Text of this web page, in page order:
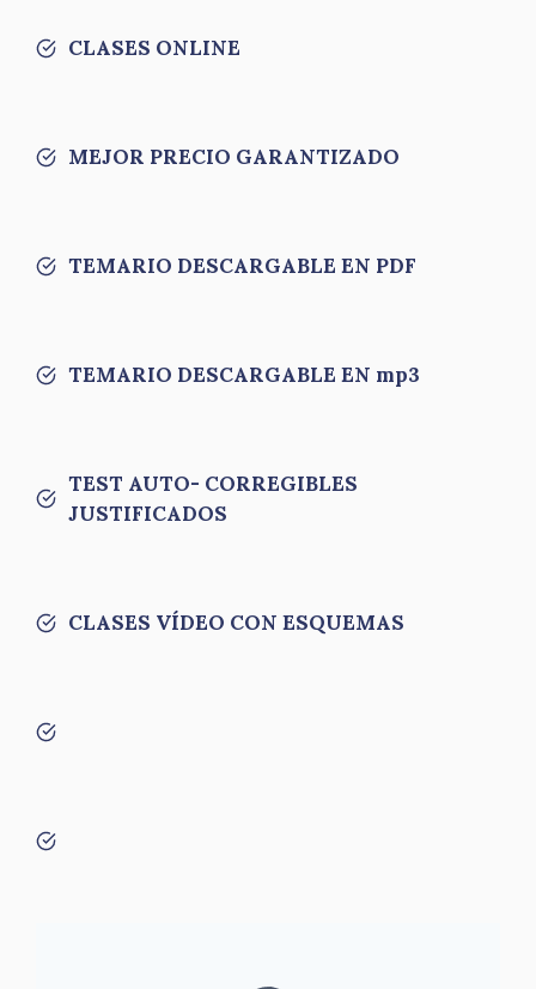
CLASES ONLINE
MEJOR PRECIO GARANTIZADO
TEMARIO DESCARGABLE EN PDF
TEMARIO DESCARGABLE EN mp3
TEST AUTO- CORREGIBLES
JUSTIFICADOS
CLASES VÍDEO CON ESQUEMAS